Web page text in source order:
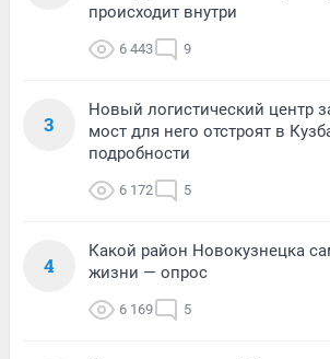
происходит внутри
6 443 9
3
Новый логистический центр
мост для него отстроят в
подробности
6 172 5
4
Какой район Новокузнецка
жизни — опрос
6 169 5